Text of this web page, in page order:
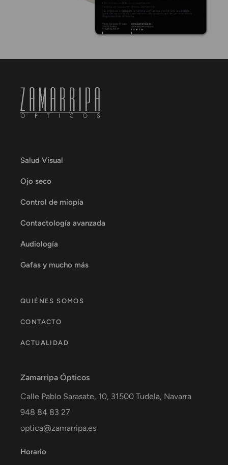
Salud Visual
Ojo seco
Control de miopía
Contactología avanzada
Audiología
Gafas y mucho más
QUIÉNES SOMOS
CONTACTO
ACTUALIDAD
Zamarripa Ópticos
Calle Pablo Sarasate, 10, 31500 Tudela, Navarra
948 84 83 27
optica@zamarripa.es
Horario